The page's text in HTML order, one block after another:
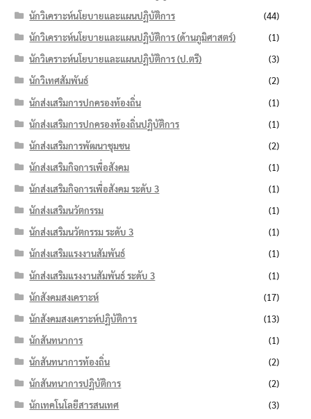
นักวิเคราะห์นโยบายและแผนปฏิบัติการ
(44)
นักวิเคราะห์นโยบายและแผนปฏิบัติการ (ด้านภูมิศาสตร์)
(1)
นักวิเคราะห์นโยบายและแผนปฏิบัติการ (ป.ตรี)
(3)
นักวิเทศสัมพันธ์
(2)
นักส่งเสริมการปกครองท้องถิ่น
(1)
นักส่งเสริมการปกครองท้องถิ่นปฏิบัติการ
(1)
นักส่งเสริมการพัฒนาชุมชน
(2)
นักส่งเสริมกิจการเพื่อสังคม
(1)
นักส่งเสริมกิจการเพื่อสังคม ระดับ 3
(1)
นักส่งเสริมนวัตกรรม
(1)
นักส่งเสริมนวัตกรรม ระดับ 3
(1)
นักส่งเสริมแรงงานสัมพันธ์
(1)
นักส่งเสริมแรงงานสัมพันธ์ ระดับ 3
(1)
นักสังคมสงเคราะห์
(17)
นักสังคมสงเคราะห์ปฏิบัติการ
(13)
นักสันทนาการ
(1)
นักสันทนาการท้องถิ่น
(2)
นักสันทนาการปฏิบัติการ
(2)
นักเทคโนโลยีสารสนเทศ
(3)